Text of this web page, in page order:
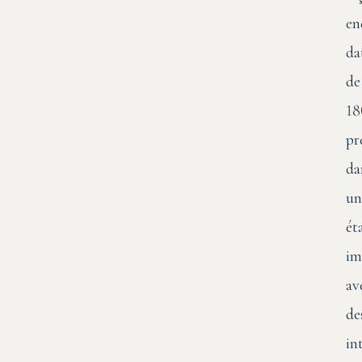
de
un